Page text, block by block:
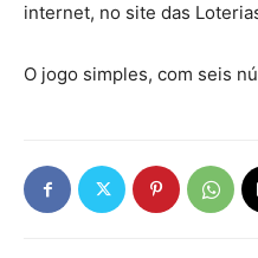
internet, no site das
O jogo simples, com seis